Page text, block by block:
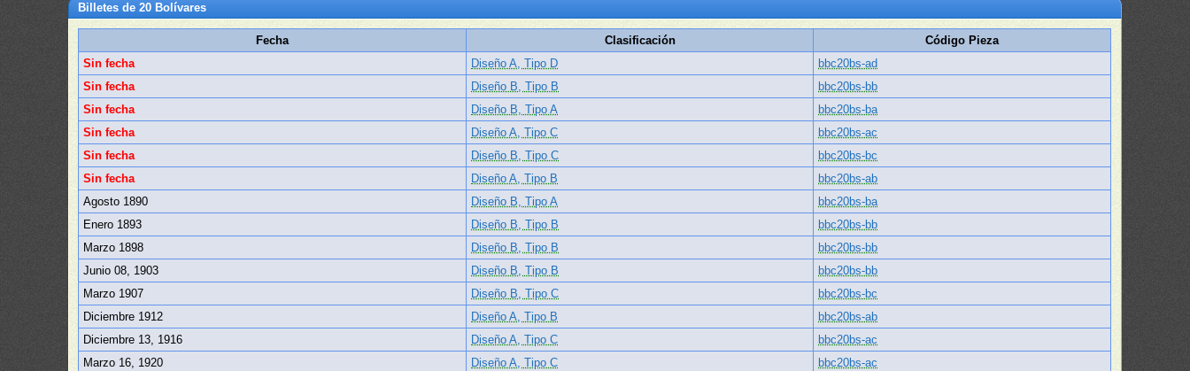
Billetes de 20 Bolívares
Fecha Clasificación
Código Pieza
Sin fecha
Diseño A, Tipo D
bbc20bs-ad
Sin fecha
Diseño B, Tipo B
bbc20bs-bb
Sin fecha
Diseño B, Tipo A
bbc20bs-ba
Sin fecha
Diseño A, Tipo C
bbc20bs-ac
Sin fecha
Diseño B, Tipo C
bbc20bs-bc
Sin fecha
Diseño A, Tipo B
bbc20bs-ab
Agosto 1890
Diseño B, Tipo A
bbc20bs-ba
Enero 1893
Diseño B, Tipo B
bbc20bs-bb
Marzo 1898
Diseño B, Tipo B
bbc20bs-bb
Junio 08, 1903
Diseño B, Tipo B
bbc20bs-bb
Marzo 1907
Diseño B, Tipo C
bbc20bs-bc
Diciembre 1912
Diseño A, Tipo B
bbc20bs-ab
Diciembre 13, 1916
Diseño A, Tipo C
bbc20bs-ac
Marzo 16, 1920
Diseño A, Tipo C
bbc20bs-ac